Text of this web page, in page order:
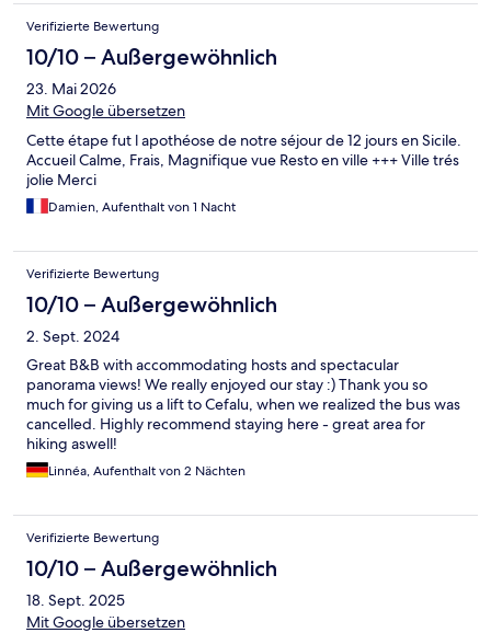
Verifizierte Bewertung
10/10 – Außergewöhnlich
23. Mai 2026
Mit Google übersetzen
Cette étape fut l apothéose de notre séjour de 12 jours en Sicile.
Accueil Calme, Frais, Magnifique vue Resto en ville +++ Ville trés
jolie Merci
Damien, Aufenthalt von 1 Nacht
Verifizierte Bewertung
10/10 – Außergewöhnlich
2. Sept. 2024
Great B&B with accommodating hosts and spectacular
panorama views! We really enjoyed our stay :) Thank you so
much for giving us a lift to Cefalu, when we realized the bus was
cancelled. Highly recommend staying here - great area for
hiking aswell!
Linnéa, Aufenthalt von 2 Nächten
Verifizierte Bewertung
10/10 – Außergewöhnlich
18. Sept. 2025
Mit Google übersetzen